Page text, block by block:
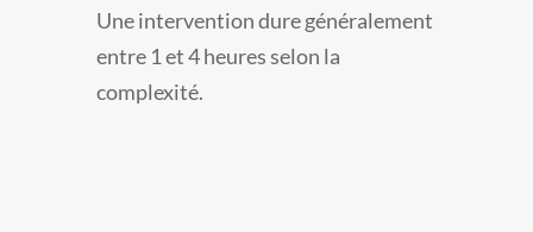
Une intervention dure généralement
entre 1 et 4 heures selon la
complexité.